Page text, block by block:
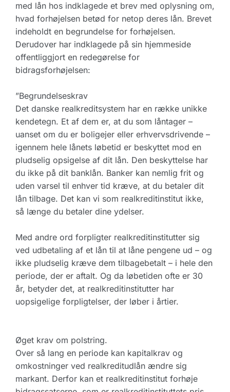
med lån hos indklagede et brev med oplysning om,
hvad forhøjelsen betød for netop deres lån. Brevet
indeholdt en begrundelse for forhøjelsen.
Derudover har indklagede på sin hjemmeside
offentliggjort en redegørelse for
bidragsforhøjelsen:
”Begrundelseskrav
Det danske realkreditsystem har en række unikke
kendetegn. Et af dem er, at du som låntager –
uanset om du er boligejer eller erhvervsdrivende –
igennem hele lånets løbetid er beskyttet mod en
pludselig opsigelse af dit lån. Den beskyttelse har
du ikke på dit banklån. Banker kan nemlig frit og
uden varsel til enhver tid kræve, at du betaler dit
lån tilbage. Det kan vi som realkreditinstitut ikke,
så længe du betaler dine ydelser.
Med andre ord forpligter realkreditinstitutter sig
ved udbetaling af et lån til at låne pengene ud – og
ikke pludselig kræve dem tilbagebetalt – i hele den
periode, der er aftalt. Og da løbetiden ofte er 30
år, betyder det, at realkreditinstitutter har
uopsigelige forpligtelser, der løber i årtier.
Øget krav om polstring.
Over så lang en periode kan kapitalkrav og
omkostninger ved realkreditudlån ændre sig
markant. Derfor kan et realkreditinstitut forhøje